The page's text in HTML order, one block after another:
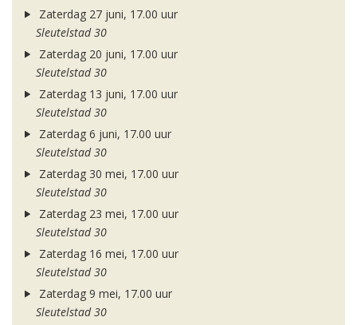
Zaterdag 27 juni, 17.00 uur
Sleutelstad 30
Zaterdag 20 juni, 17.00 uur
Sleutelstad 30
Zaterdag 13 juni, 17.00 uur
Sleutelstad 30
Zaterdag 6 juni, 17.00 uur
Sleutelstad 30
Zaterdag 30 mei, 17.00 uur
Sleutelstad 30
Zaterdag 23 mei, 17.00 uur
Sleutelstad 30
Zaterdag 16 mei, 17.00 uur
Sleutelstad 30
Zaterdag 9 mei, 17.00 uur
Sleutelstad 30